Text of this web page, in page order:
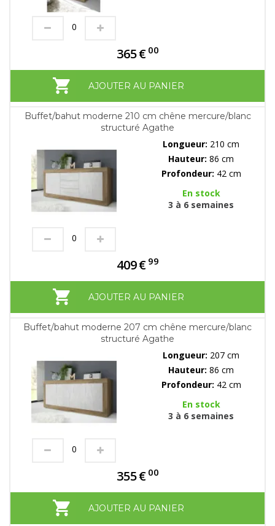
365€ 00
AJOUTER AU PANIER
Buffet/bahut moderne 210 cm chêne mercure/blanc
structuré Agathe
Longueur: 210 cm
Hauteur: 86 cm
Profondeur: 42 cm
En stock
3 à 6 semaines
409€ 99
AJOUTER AU PANIER
Buffet/bahut moderne 207 cm chêne mercure/blanc
structuré Agathe
Longueur: 207 cm
Hauteur: 86 cm
Profondeur: 42 cm
En stock
3 à 6 semaines
355€ 00
AJOUTER AU PANIER